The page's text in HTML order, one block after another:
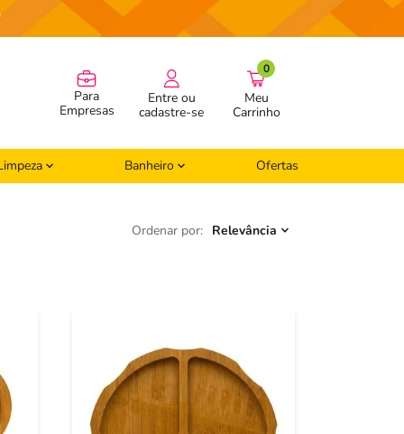
Para
Empresas
0
Meu
Carrinho
Banheiro Ofertas
Ordenar por Relevância